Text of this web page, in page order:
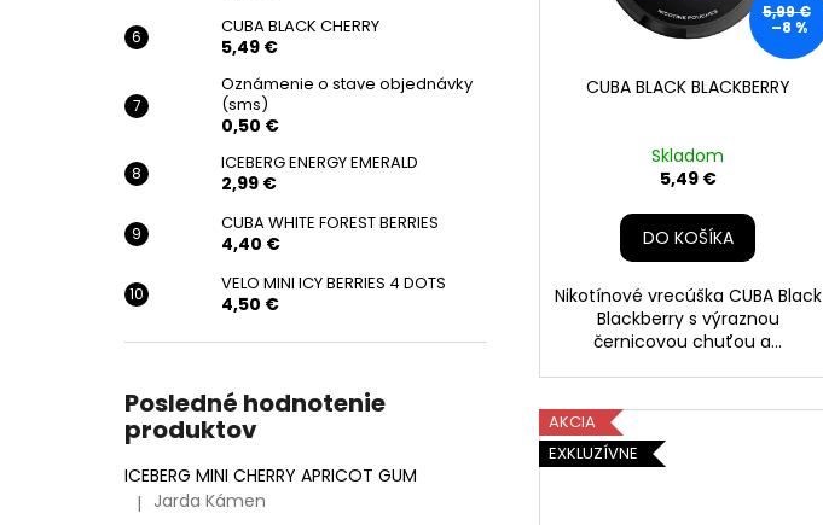
CUBA BLACK CHERRY
5,49 €
Oznámenie o stave objednávky
(sms)
0,50 €
ICEBERG ENERGY EMERALD
2,99 €
CUBA WHITE FOREST BERRIES
4,40 €
VELO MINI ICY BERRIES 4 DOTS
4,50 €
Posledné hodnotenie
produktov
ICEBERG MINI CHERRY APRICOT GUM
Hodnotenie produktu je 5 z 5 hviezdičiek.
| Jarda Kámen
5,99 €
–8 %
CUBA BLACK BLACKBERRY
Skladom
5,49 €
DO KOŠÍKA
Nikotínové vrecúška CUBA Black
Blackberry s výraznou
černicovou chuťou a...
AKCIA
EXKLUZÍVNE